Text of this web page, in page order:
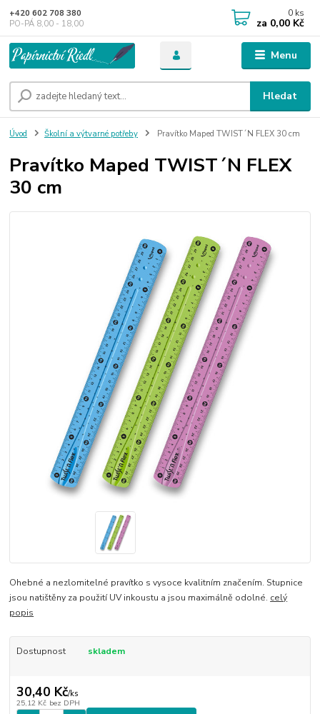
Menu
Hledat
+420 602 708 380
PO-PÁ 8,00 - 18,00
0 ks
za 0,00 Kč
Úvod Školní a výtvarné potřeby Pravítko Maped TWIST´N FLEX 30 cm
Pravítko Maped TWIST´N FLEX
30 cm
Ohebné a nezlomitelné pravítko s vysoce kvalitním značením. Stupnice
jsou natištěny za použití UV inkoustu a jsou maximálně odolné. celý
popis
Dostupnost skladem
30,40 Kč/ks
25,12 Kč bez DPH